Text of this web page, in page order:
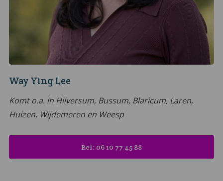
Way Ying Lee
Komt o.a. in Hilversum, Bussum, Blaricum, Laren,
Huizen, Wijdemeren en Weesp
Bel: 06 10 77 45 88